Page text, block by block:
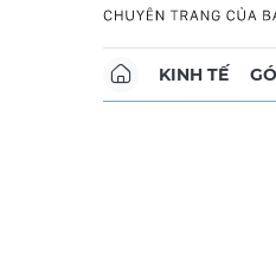
KINH TẾ